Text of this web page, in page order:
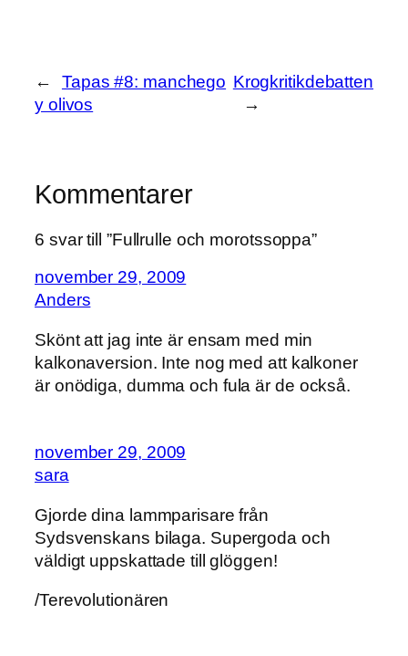
←
Tapas #8: manchego
y olivos
Krogkritikdebatten
→
Kommentarer
6 svar till ”Fullrulle och morotssoppa”
november 29, 2009
Anders
Skönt att jag inte är ensam med min
kalkonaversion. Inte nog med att kalkoner
är onödiga, dumma och fula är de också.
november 29, 2009
sara
Gjorde dina lammparisare från
Sydsvenskans bilaga. Supergoda och
väldigt uppskattade till glöggen!
/Terevolutionären